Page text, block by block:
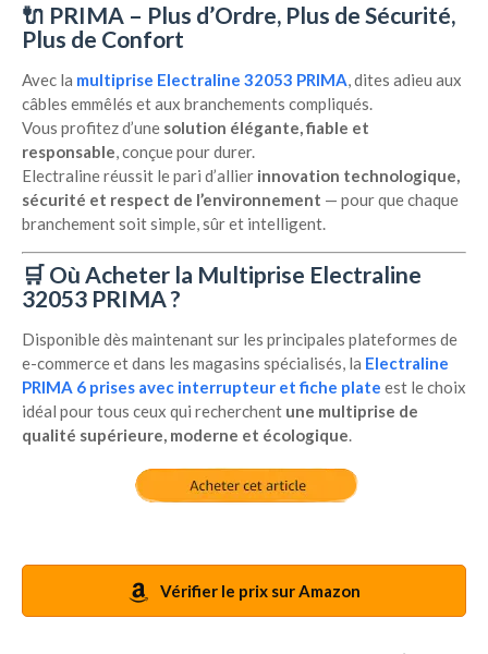
🔌 PRIMA – Plus d’Ordre, Plus de Sécurité,
Plus de Confort
Avec la multiprise Electraline 32053 PRIMA, dites adieu aux
câbles emmêlés et aux branchements compliqués.
Vous profitez d’une solution élégante, fiable et
responsable, conçue pour durer.
Electraline réussit le pari d’allier innovation technologique,
sécurité et respect de l’environnement — pour que chaque
branchement soit simple, sûr et intelligent.
🛒 Où Acheter la Multiprise Electraline
32053 PRIMA ?
Disponible dès maintenant sur les principales plateformes de
e-commerce et dans les magasins spécialisés, la Electraline
PRIMA 6 prises avec interrupteur et fiche plate est le choix
idéal pour tous ceux qui recherchent une multiprise de
qualité supérieure, moderne et écologique
Vérifier le prix sur Amazon